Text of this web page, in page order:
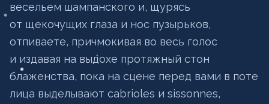
весельем шампанского и, щурясь
от щекочущих глаза и нос пузырьков,
отпиваете, причмокивая во весь голос
и издавая на выдохе протяжный стон
блаженства, пока на сцене перед вами в поте
лица выделывают cabrioles и sissonnes,